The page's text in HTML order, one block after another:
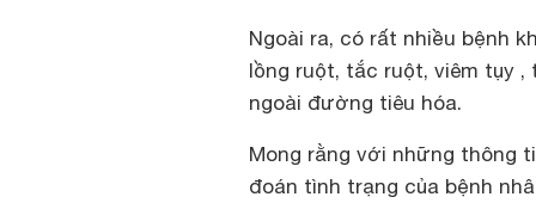
Ngoài ra, có rất nhiều bệnh
lồng ruột, tắc ruột, viêm tụy
ngoài đường tiêu hóa.
Mong rằng với những thông
đoán tình trạng của bệnh